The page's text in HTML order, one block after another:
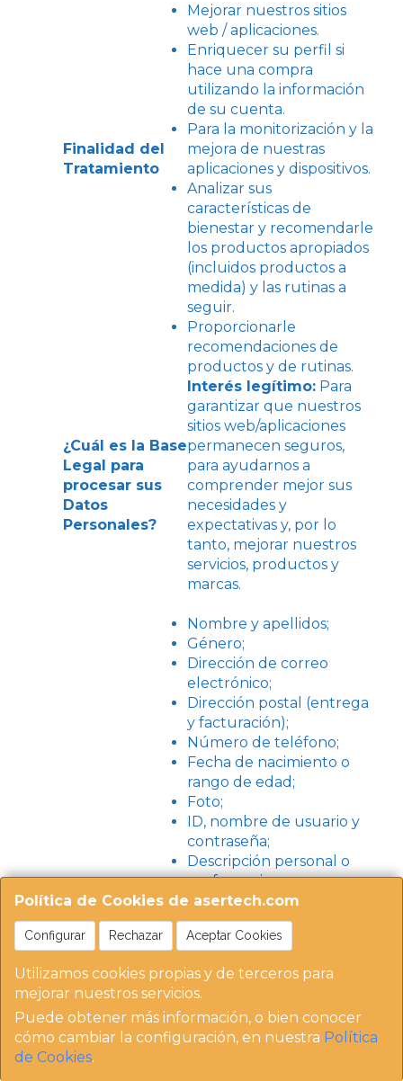
Finalidad del
Tratamiento
Mejorar nuestros sitios
web / aplicaciones.
Enriquecer su perfil si
hace una compra
utilizando la información
de su cuenta.
Para la monitorización y la
mejora de nuestras
aplicaciones y dispositivos.
Analizar sus
características de
bienestar y recomendarle
los productos apropiados
(incluidos productos a
medida) y las rutinas a
seguir.
Proporcionarle
recomendaciones de
productos y de rutinas.
¿Cuál es la Base
Legal para
procesar sus
Datos
Personales?
Interés legítimo: Para
garantizar que nuestros
sitios web/aplicaciones
permanecen seguros,
para ayudarnos a
comprender mejor sus
necesidades y
expectativas y, por lo
tanto, mejorar nuestros
servicios, productos y
marcas.
¿Qué Datos
Personales
podemos tener
sobre Usted?
Nombre y apellidos;
Género;
Dirección de correo
electrónico;
Dirección postal (entrega
y facturación);
Número de teléfono;
Fecha de nacimiento o
rango de edad;
Foto;
ID, nombre de usuario y
contraseña;
Descripción personal o
preferencias;
Detalles del pedido;
Perfil de redes sociales
(cuando uses el inicio de
esta información
personal);
Información de la
transacción, incluidos los
Política de Cookies de asertech.com
Configurar Rechazar Aceptar Cookies
Utilizamos cookies propias y de terceros para
mejorar nuestros servicios.
Puede obtener más información, o bien conocer
cómo cambiar la configuración, en nuestra Política
de Cookies.